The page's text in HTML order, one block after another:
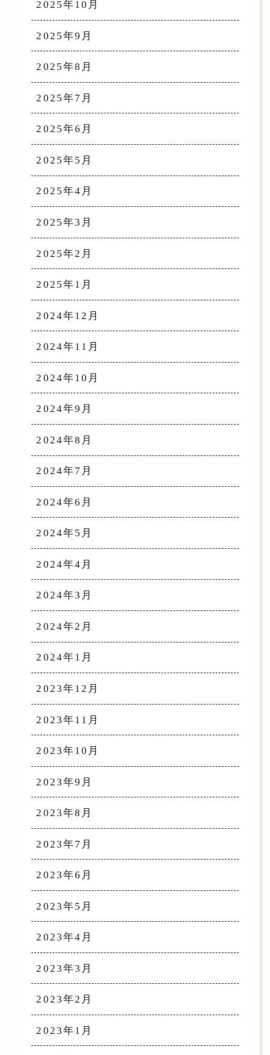
2025年10月
2025年9月
2025年8月
2025年7月
2025年6月
2025年5月
2025年4月
2025年3月
2025年2月
2025年1月
2024年12月
2024年11月
2024年10月
2024年9月
2024年8月
2024年7月
2024年6月
2024年5月
2024年4月
2024年3月
2024年2月
2024年1月
2023年12月
2023年11月
2023年10月
2023年9月
2023年8月
2023年7月
2023年6月
2023年5月
2023年4月
2023年3月
2023年2月
2023年1月